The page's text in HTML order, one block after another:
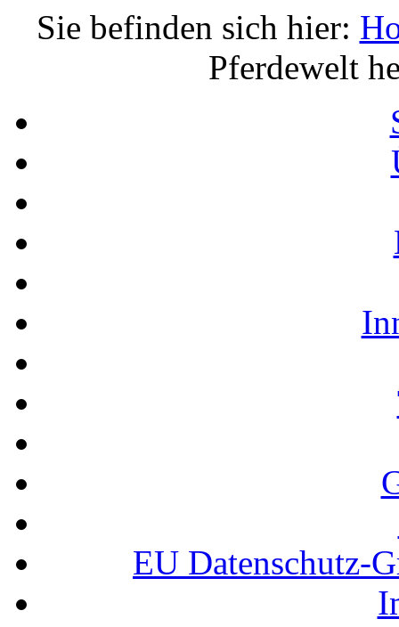
Sie befinden sich hier:
Pferdewelt
EU Datenschutz-